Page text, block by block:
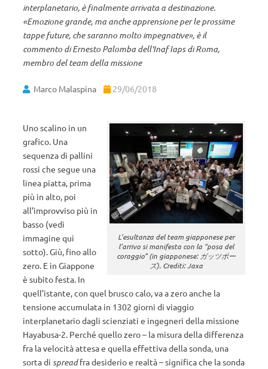
interplanetario, è finalmente arrivata a destinazione.
«Emozione grande, ma anche apprensione per le prossime
tappe future, che saranno molto impegnative», è il
commento di Ernesto Palomba dell'Inaf Iaps di Roma,
membro del team della missione
Marco Malaspina 29/06/2018
L’esultanza del team giapponese per
l’arrivo si manifesta con la “posa del
coraggio” (in giapponese: ガッツポー
ズ). Crediti: Jaxa
Uno scalino in un
grafico. Una
sequenza di pallini
rossi che segue una
linea piatta, prima
più in alto, poi
all’improvviso più in
basso (vedi
immagine qui
sotto). Giù, fino allo
zero. E in Giappone
è subito festa. In
quell’istante, con quel brusco calo, va a zero anche la
tensione accumulata in 1302 giorni di viaggio
interplanetario dagli scienziati e ingegneri della missione
Hayabusa-2. Perché quello zero – la misura della differenza
fra la velocità attesa e quella effettiva della sonda, una
sorta di spreadfra desiderio e realtà – significa che la sonda